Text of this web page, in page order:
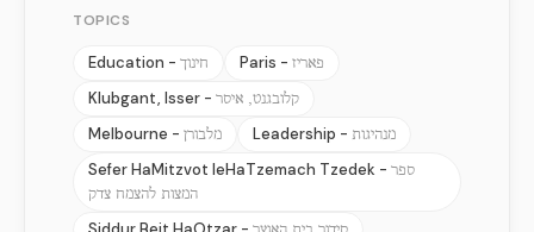
TOPICS
Education - חינוך Paris - פאריז
Klubgant, Isser - קלובגנט, איסר
Melbourne - מלבורן Leadership - מנהיגות
Sefer HaMitzvot leHaTzemach Tzedek - ספר
המצות להצמח צדק